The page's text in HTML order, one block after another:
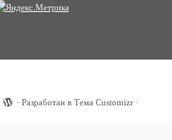
· Разработан в Тема Customizr ·